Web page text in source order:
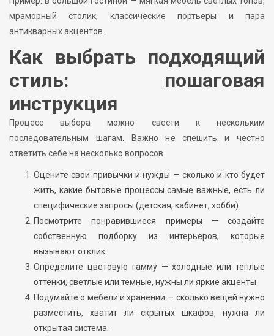
мраморный столик, классические портьеры и пара
антикварных акцентов.
Как выбрать подходящий
стиль: пошаговая
инструкция
Процесс выбора можно свести к нескольким
последовательным шагам. Важно не спешить и честно
ответить себе на несколько вопросов.
Оцените свои привычки и нужды — сколько и кто будет
жить, какие бытовые процессы самые важные, есть ли
специфические запросы (детская, кабинет, хобби).
Посмотрите понравившиеся примеры — создайте
собственную подборку из интерьеров, которые
вызывают отклик.
Определите цветовую гамму — холодные или теплые
оттенки, светлые или темные, нужны ли яркие акценты.
Подумайте о мебели и хранении — сколько вещей нужно
разместить, хватит ли скрытых шкафов, нужна ли
открытая система.